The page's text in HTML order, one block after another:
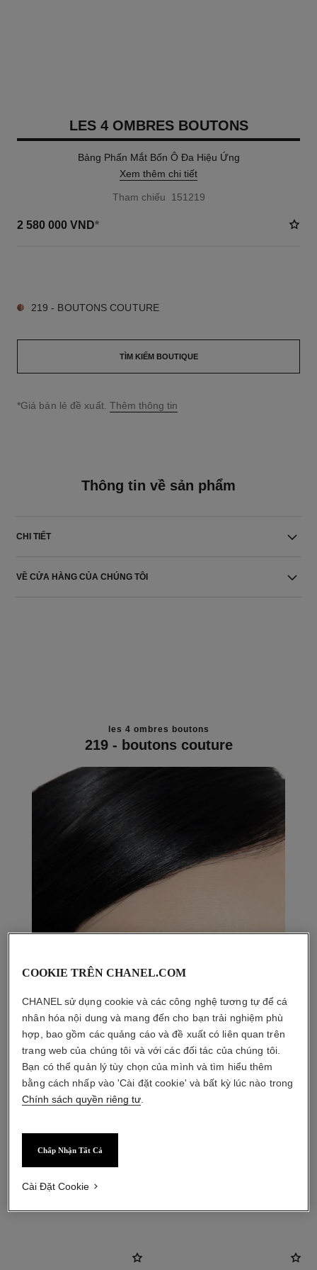
LES 4 OMBRES BOUTONS
Bảng Phấn Mắt Bốn Ô Đa Hiệu Ứng
Xem thêm chi tiết
Tham chiếu 151219
2 580 000 VND*
219 - BOUTONS COUTURE
TÌM KIẾM BOUTIQUE
↩
*Giá bán lẻ đề xuất. Thêm thông tin
Thông tin về sản phẩm
CHI TIẾT
VỀ CỬA HÀNG CỦA CHÚNG TÔI
les 4 ombres boutons
219 - boutons couture
COOKIE TRÊN CHANEL.COM
CHANEL sử dụng cookie và các công nghệ tương tự để cá
nhân hóa nội dung và mang đến cho bạn trải nghiệm phù
hợp, bao gồm các quảng cáo và đề xuất có liên quan trên
trang web của chúng tôi và với các đối tác của chúng tôi.
Bạn có thể quản lý tùy chọn của mình và tìm hiểu thêm
bằng cách nhấp vào 'Cài đặt cookie' và bất kỳ lúc nào trong
Chính sách quyền riêng tư
Chấp Nhận Tất Cả
Cài Đặt Cookie